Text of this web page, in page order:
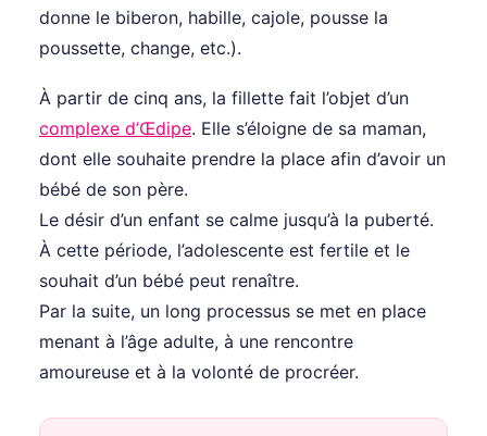
donne le biberon, habille, cajole, pousse la
poussette, change, etc.).
À partir de cinq ans, la fillette fait l’objet d’un
complexe d’Œdipe. Elle s’éloigne de sa maman,
dont elle souhaite prendre la place afin d’avoir un
bébé de son père.
Le désir d’un enfant se calme jusqu’à la puberté.
À cette période, l’adolescente est fertile et le
souhait d’un bébé peut renaître.
Par la suite, un long processus se met en place
menant à l’âge adulte, à une rencontre
amoureuse et à la volonté de procréer.